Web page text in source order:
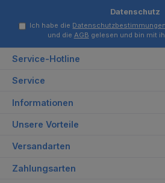
Datenschutz
Ich habe die Datenschutzbestimmungen
und die AGB gelesen und bin mit
Service-Hotline
Service
Informationen
Unsere Vorteile
Versandarten
Zahlungsarten